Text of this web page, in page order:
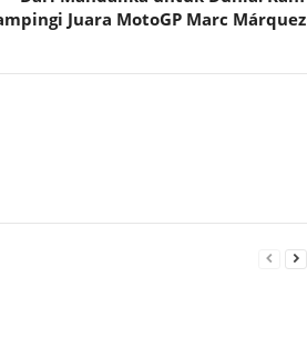
Juara MotoGP Marc Márquez